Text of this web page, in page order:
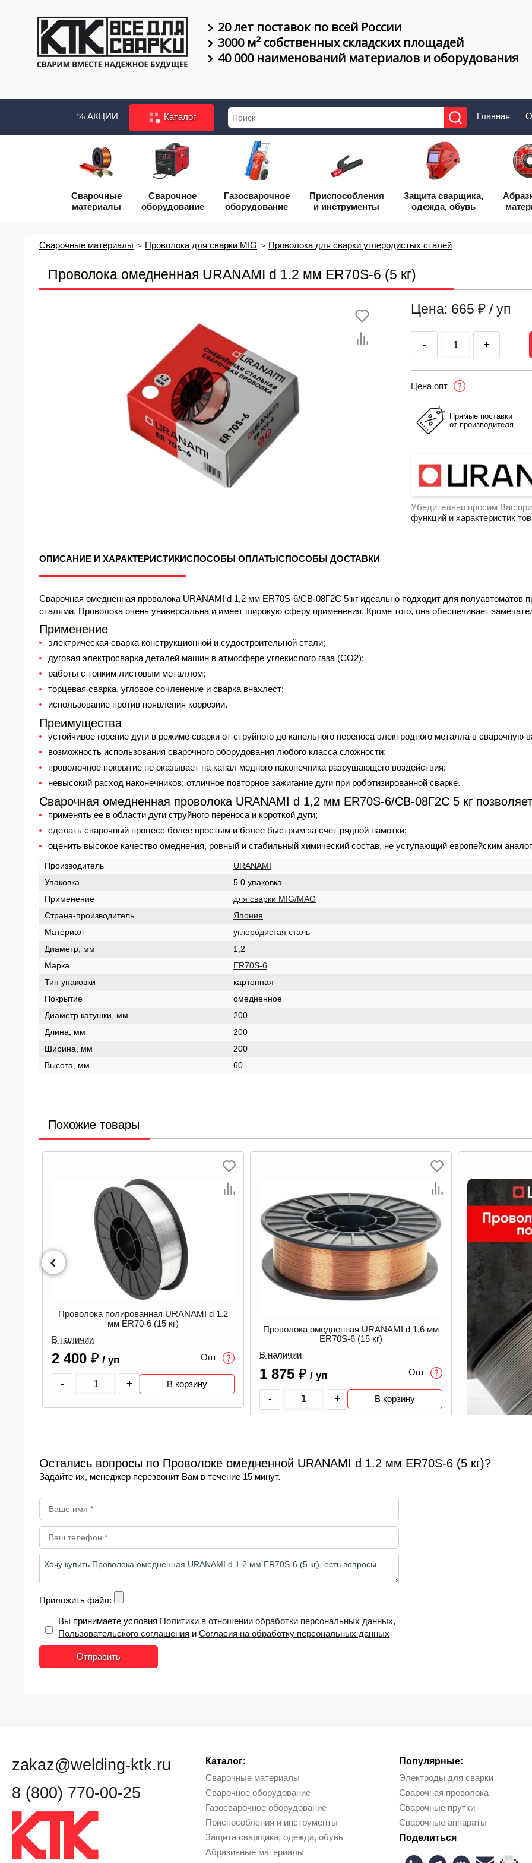
20 лет поставок по всей России
3000 м² собственных складских площадей
40 000 наименований материалов и оборудования
% АКЦИИ Каталог Главная
Сварочные
материалы
Сварочное
оборудование
Газосварочное
оборудование
Приcпособления
и инструменты
Защита сварщика,
одежда, обувь
Сварочные материалы Проволока для сварки MIG Проволока для сварки углеродистых сталей
Проволока омедненная URANAMI d 1.2 мм ER70S-6 (5 кг)
Цена: 665 ₽ / уп
- +
Цена опт
Прямые поставки
от производителя
Убедительно просим Вас
функций и характеристик
ОПИСАНИЕ И ХАРАКТЕРИСТИКИСПОСОБЫ ОПЛАТЫСПОСОБЫ ДОСТАВКИ
Сварочная омедненная проволока URANAMI d 1,2 мм ER70S-6/СВ-08Г2С 5 кг идеально подходит для полуавтоматов
сталями. Проволока очень универсальна и имеет широкую сферу применения. Кроме того, она обеспечивает
Применение
электрическая сварка конструкционной и судостроительной стали;
дуговая электросварка деталей машин в атмосфере углекислого газа (СО2);
работы с тонким листовым металлом;
торцевая сварка, угловое сочленение и сварка внахлест;
использование против появления коррозии.
Преимущества
устойчивое горение дуги в режиме сварки от струйного до капельного переноса электродного металла в сварочную
возможность использования сварочного оборудования любого класса сложности;
проволочное покрытие не оказывает на канал медного наконечника разрушающего воздействия;
невысокий расход наконечников; отличное повторное зажигание дуги при роботизированной сварке.
Сварочная омедненная проволока URANAMI d 1,2 мм ER70S-6/СВ-08Г2С 5 кг позволяет
применять ее в области дуги струйного переноса и короткой дуги;
сделать сварочный процесс более простым и более быстрым за счет рядной намотки;
оценить высокое качество омеднения, ровный и стабильный химический состав, не уступающий европейским
Производитель
URANAMI
Упаковка
5.0 упаковка
Применение
для сварки MIG/MAG
Страна-производитель
Япония
Материал
углеродистая сталь
Диаметр, мм
1,2
Марка
ER70S-6
Тип упаковки
картонная
Покрытие
омедненное
Диаметр катушки, мм
200
Длина, мм
200
Ширина, мм
200
Высота, мм
60
Похожие товары
Проволока полированная URANAMI d 1.2
мм ER70-6 (15 кг)
В наличии
2 400 ₽ / уп Опт
- + В корзину
Проволока омедненная URANAMI d 1.6 мм
ER70S-6 (15 кг)
В наличии
1 875 ₽ / уп Опт
- + В корзину
В наличии
Остались вопросы по Проволоке омедненной URANAMI d 1.2 мм ER70S-6 (5 кг)?
Задайте их, менеджер перезвонит Вам в течение 15 минут.
Приложить файл:
Вы принимаете условия Политики в отношении обработки персональных данных,
Пользовательского соглашения иСогласия на обработку персональных данных
Отправить
zakaz@welding-ktk.ru
8 (800) 770-00-25
Каталог:
Сварочные материалы
Сварочное оборудование
Газосварочное оборудование
Приcпособления и инструменты
Защита сварщика, одежда, обувь
Абразивные материалы
Популярные:
Электроды для сварки
Сварочная проволока
Сварочные прутки
Сварочные аппараты
Поделиться